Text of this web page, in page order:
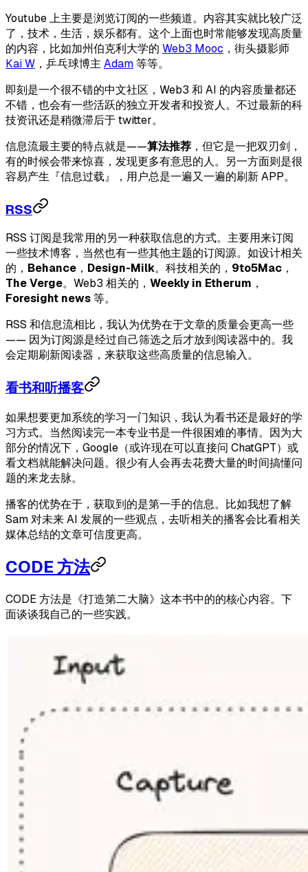
Youtube 上主要是浏览订阅的一些频道。内容其实就比较广泛
了，技术，生活，娱乐都有。这个上面也时常能够发现高质量
的内容，比如加州伯克利大学的 Web3 Mooc ，街头摄影师
Kai W ，乒乓球博主 Adam等等。
即刻是一个很不错的中文社区，Web3 和 AI 的内容质量都还
不错，也会有一些活跃的独立开发者和投资人。不过最新的科
技资讯还是稍微滞后于 twitter。
信息流最主要的特点就是——算法推荐 ，但它是一把双刃剑，
有的时候会带来惊喜，发现更多有意思的人。另一方面则是很
容易产生『信息过载』，用户总是一遍又一遍的刷新 APP。
RSS
RSS 订阅是我常用的另一种获取信息的方式。主要用来订阅
一些技术博客，当然也有一些其他主题的订阅源。如设计相关
的， Behance ， Design-Milk。科技相关的， 9to5Mac ，
The Verge。Web3 相关的， Weekly in Etherum ，
Foresight news等。
RSS 和信息流相比，我认为优势在于文章的质量会更高一些
—— 因为订阅源是经过自己筛选之后才放到阅读器中的。我
会定期刷新阅读器，来获取这些高质量的信息输入。
看书和听播客
如果想要更加系统的学习一门知识，我认为看书还是最好的学
习方式。当然阅读完一本专业书是一件很困难的事情。因为大
部分的情况下，Google（或许现在可以直接问 ChatGPT）或
看文档就能解决问题。很少有人会再去花费大量的时间搞懂问
题的来龙去脉。
播客的优势在于，获取到的是第一手的信息。比如我想了解
Sam 对未来 AI 发展的一些观点，去听相关的播客会比看相关
媒体总结的文章可信度更高。
CODE 方法
CODE 方法是《打造第二大脑》这本书中的的核心内容。下
面谈谈我自己的一些实践。